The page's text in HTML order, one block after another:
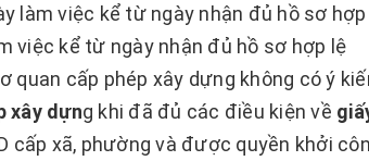
làm việc kể từ ngày nhận đủ hồ sơ hợp
việc kể từ ngày nhận đủ hồ sơ hợp lệ
quan cấp phép xây dựng không có ý
xây dựng khi đã đủ các điều kiện về
cấp xã, phường và được quyền khởi